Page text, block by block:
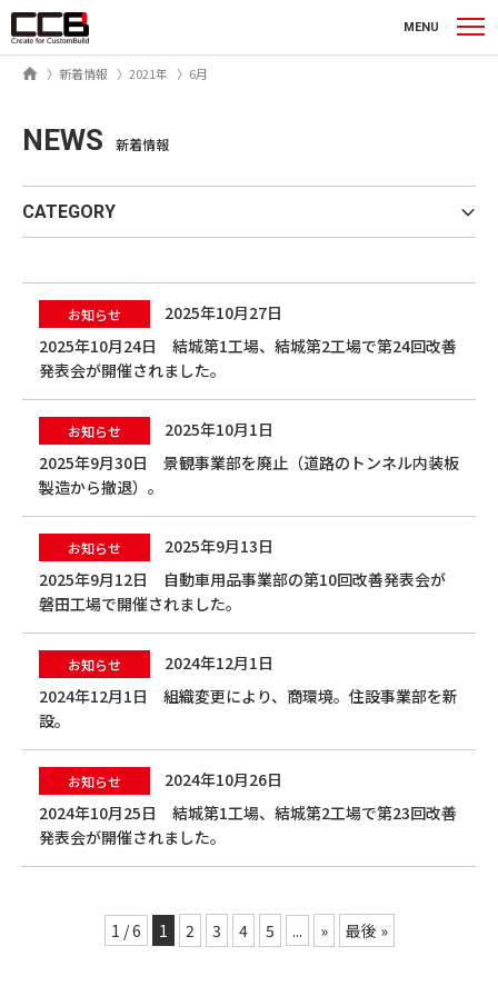
MENU
ホーム新着情報 2021年 6月
NEWS 新着情報
CATEGORY
お知らせ
2025年10月27日
2025年10月24日 結城第1工場、結城第2工場で第24回改善
発表会が開催されました。
お知らせ
2025年10月1日
2025年9月30日 景観事業部を廃止（道路のトンネル内装板
製造から撤退）。
お知らせ
2025年9月13日
2025年9月12日 自動車用品事業部の第10回改善発表会が
磐田工場で開催されました。
お知らせ
2024年12月1日
2024年12月1日 組織変更により、商環境。住設事業部を新
設。
お知らせ
2024年10月26日
2024年10月25日 結城第1工場、結城第2工場で第23回改善
発表会が開催されました。
1 / 6 1 2 3 4 5 ... » 最後 »